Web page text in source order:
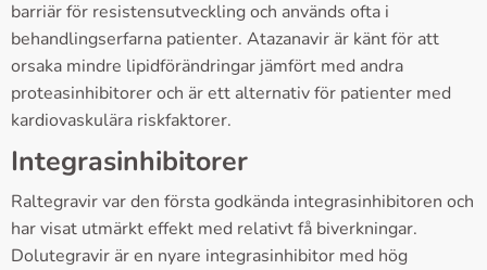
barriär för resistensutveckling och används ofta i
behandlingserfarna patienter. Atazanavir är känt för att
orsaka mindre lipidförändringar jämfört med andra
proteasinhibitorer och är ett alternativ för patienter med
kardiovaskulära riskfaktorer.
Integrasinhibitorer
Raltegravir var den första godkända integrasinhibitoren och
har visat utmärkt effekt med relativt få biverkningar.
Dolutegravir är en nyare integrasinhibitor med hög